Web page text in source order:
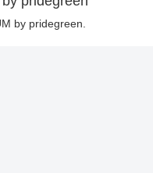
by pridegreen.